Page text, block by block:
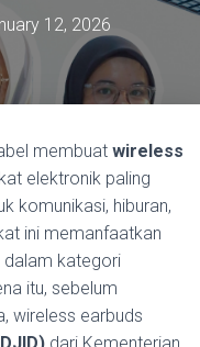
12, 2026
membuat wireless
elektronik paling
komunikasi, hiburan,
ini memanfaatkan
kategori
itu, sebelum
wireless earbuds